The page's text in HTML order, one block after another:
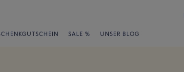
SALE % UNSER BLOG